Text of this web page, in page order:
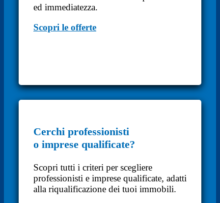
ed immediatezza.
Scopri le offerte
Cerchi professionisti
o imprese qualificate?
Scopri tutti i criteri per scegliere
professionisti e imprese qualificate, adatti
alla riqualificazione dei tuoi immobili.